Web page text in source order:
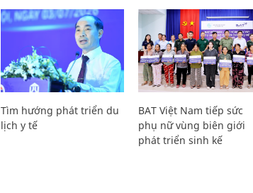
Tìm hướng phát triển du
lịch y tế
BAT Việt Nam tiếp sức
phụ nữ vùng biên giới
phát triển sinh kế